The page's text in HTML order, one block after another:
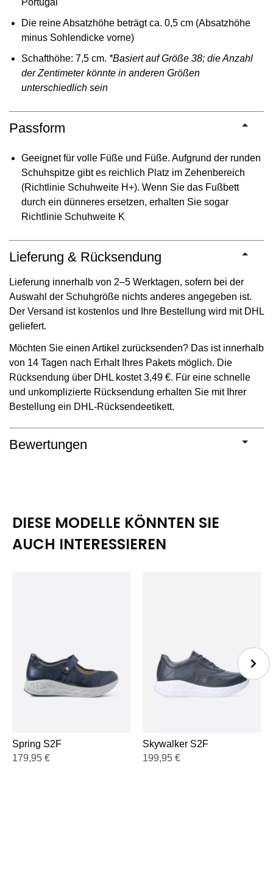
Die reine Absatzhöhe beträgt ca. 0,5 cm (Absatzhöhe
minus Sohlendicke vorne)
Schafthöhe: 7,5 cm. *Basiert auf Größe 38; die Anzahl
der Zentimeter könnte in anderen Größen
unterschiedlich sein
Passform
Geeignet für volle Füße und Füße. Aufgrund der runden
Schuhspitze gibt es reichlich Platz im Zehenbereich
(Richtlinie Schuhweite H+). Wenn Sie das Fußbett
durch ein dünneres ersetzen, erhalten Sie sogar
Richtlinie Schuhweite K
Lieferung & Rücksendung
Lieferung innerhalb von 2–5 Werktagen, sofern bei der
Auswahl der Schuhgröße nichts anderes angegeben ist.
Der Versand ist kostenlos und Ihre Bestellung wird mit DHL
geliefert.
Möchten Sie einen Artikel zurücksenden? Das ist innerhalb
von 14 Tagen nach Erhalt Ihres Pakets möglich. Die
Rücksendung über DHL kostet 3,49 €. Für eine schnelle
und unkomplizierte Rücksendung erhalten Sie mit Ihrer
Bestellung ein DHL-Rücksendeetikett.
Bewertungen
DIESE MODELLE KÖNNTEN SIE
AUCH INTERESSIEREN
Spring S2F
179,95 €
Skywalker S2F
199,95 €